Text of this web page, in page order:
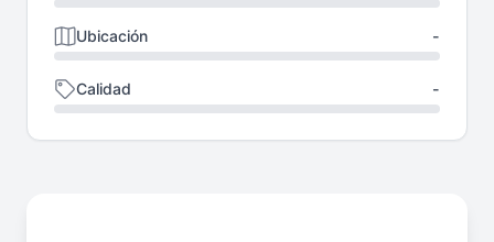
Ubicación -
Calidad -